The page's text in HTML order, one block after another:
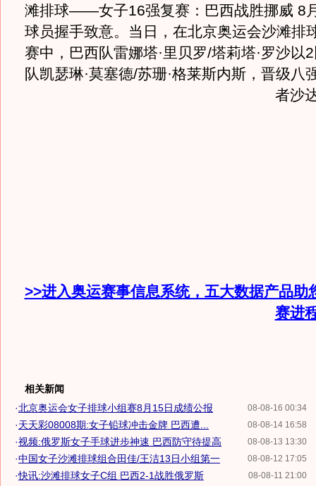
滩排球——女子16强复赛：巴西战胜挪威 8
球员握手致意。当日，在北京奥运会沙滩排
赛中，巴西队雷娜塔·里贝罗/塔莉塔·罗沙以
队凯瑟琳·莫塞德/苏珊·格莱斯内斯，晋级八
者沙
>>进入奥运赛事信息系统，五大数据产品助
赛进
相关新闻
08-08-16 00:34
·北京奥运会女子排球小组赛8月15日成绩公报
08-08-14 16:58
·天天彩08008期:女子铅球冲击金牌 巴西遭...
08-08-13 13:30
·视频:俄罗斯女子手球进步神速 巴西防守待提高
08-08-12 17:05
·中国女子沙滩排球组合田佳/王洁13日小组第一
08-08-11 21:00
·快讯:沙滩排球女子C组 巴西2-1战胜俄罗斯